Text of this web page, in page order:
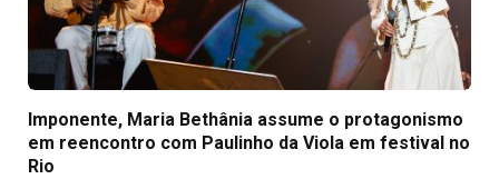
Imponente, Maria Bethânia assume o protagonismo
em reencontro com Paulinho da Viola em festival no
Rio